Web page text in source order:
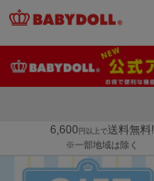
6,600 円以上で送料無料!
※一部地域は除く